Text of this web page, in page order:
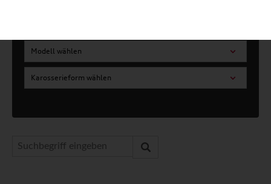
Modell wählen
Karosserieform wählen